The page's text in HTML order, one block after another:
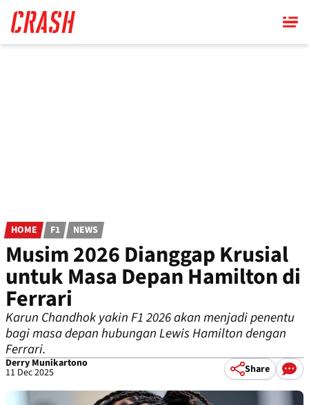
main
content
HOME F1 NEWS
Musim 2026 Dianggap Krusial
untuk Masa Depan Hamilton di
Ferrari
Karun Chandhok yakin F1 2026 akan menjadi penentu
bagi masa depan hubungan Lewis Hamilton dengan
Ferrari.
Derry Munikartono
11 Dec 2025 Share